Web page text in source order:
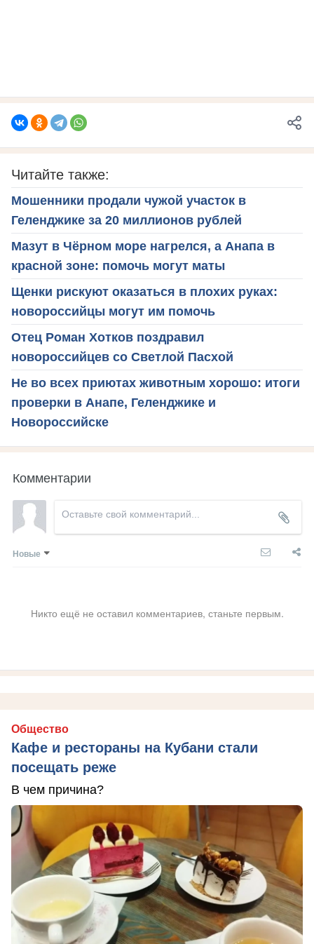
Читайте также:
Мошенники продали чужой участок в
Геленджике за 20 миллионов рублей
Мазут в Чёрном море нагрелся, а Анапа в
красной зоне: помочь могут маты
Щенки рискуют оказаться в плохих руках:
новороссийцы могут им помочь
Отец Роман Хотков поздравил
новороссийцев со Светлой Пасхой
Не во всех приютах животным хорошо: итоги
проверки в Анапе, Геленджике и
Новороссийске
Комментарии
Новые
Никто ещё не оставил комментариев, станьте первым.
Общество
Кафе и рестораны на Кубани стали
посещать реже
В чем причина?